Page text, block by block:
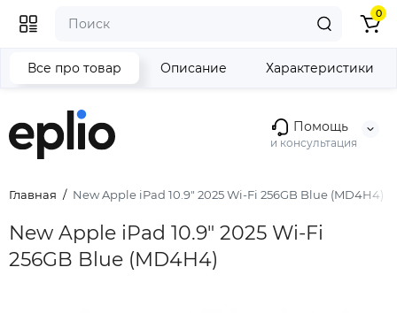
Помощь
и консультация
0
Главная New Apple iPad 10.9" 2025 Wi-Fi 256GB Blue (MD4H4)
New Apple iPad 10.9" 2025 Wi-Fi
256GB Blue (MD4H4)
Все про товар Описание Характеристики